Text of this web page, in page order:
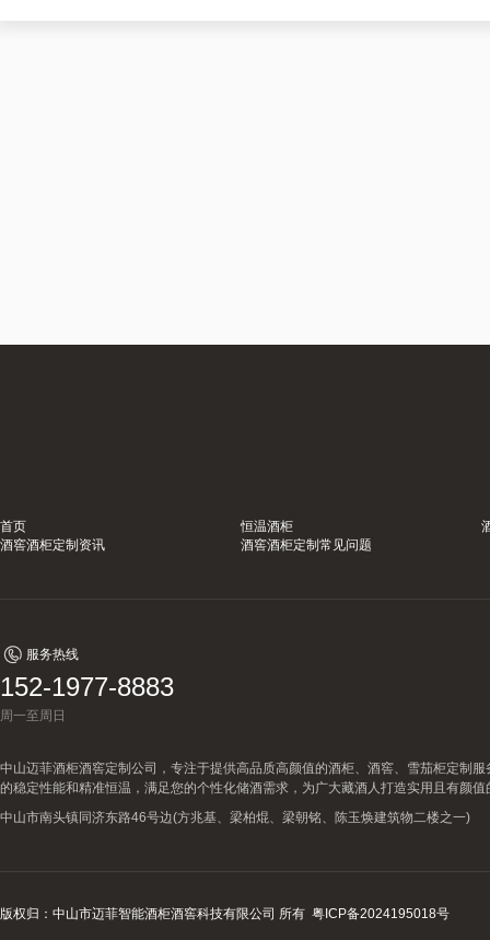
首页 恒温酒柜
酒窖酒柜定制资讯
酒窖酒柜定制常见问题
服务热线
152-1977-8883
周一至周日
中山迈菲酒柜酒窖定制公司，专注于提供高品质高颜值的酒柜、酒窖、雪茄柜定制
的稳定性能和精准恒温，满足您的个性化储酒需求，为广大藏酒人打造实用且有颜值
中山市南头镇同济东路46号边(方兆基、梁柏焜、梁朝铭、陈玉焕建筑物二楼之一)
版权归：中山市迈菲智能酒柜酒窖科技有限公司 所有 粤ICP备2024195018号